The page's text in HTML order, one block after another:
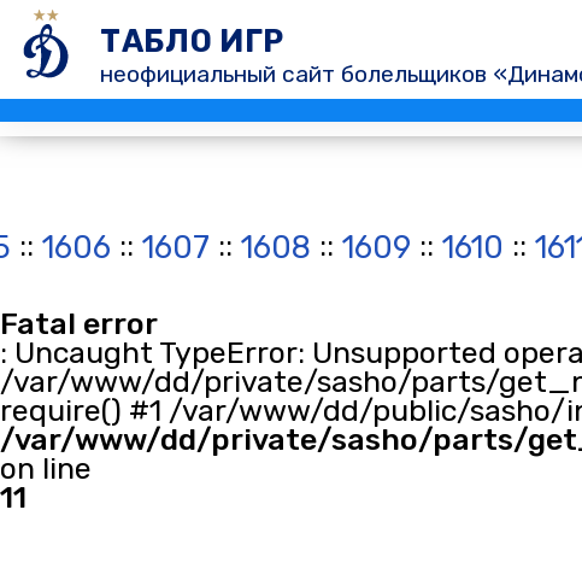
ТАБЛО ИГР
неофициальный сайт болельщиков
:: 1606 :: 1607 :: 1608 :: 1609 :: 1610 ::
Fatal error
: Uncaught TypeError: Unsupported
/var/www/dd/private/sasho/parts/
require() #1 /var/www/dd/public/sasho/
/var/www/dd/private/sasho/parts/
on line
11